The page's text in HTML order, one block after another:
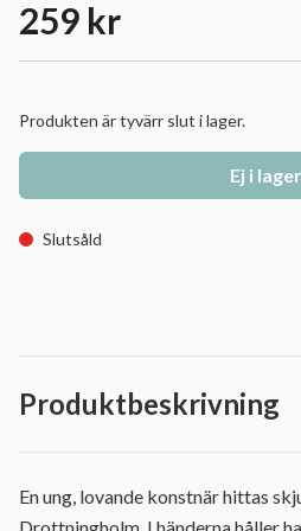
259 kr
Produkten är tyvärr slut i lager.
Ej i lager
Slutsåld
Produktbeskrivning
En ung, lovande konstnär hittas